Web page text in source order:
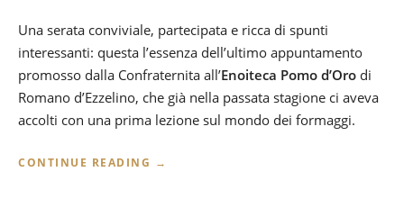
S
I
O
E
,
S
Una serata conviviale, partecipata e ricca di spunti
interessanti: questa l’essenza dell’ultimo appuntamento
promosso dalla Confraternita all’Enoiteca Pomo d’Oro di
Romano d’Ezzelino, che già nella passata stagione ci aveva
accolti con una prima lezione sul mondo dei formaggi.
CONTINUE READING “→